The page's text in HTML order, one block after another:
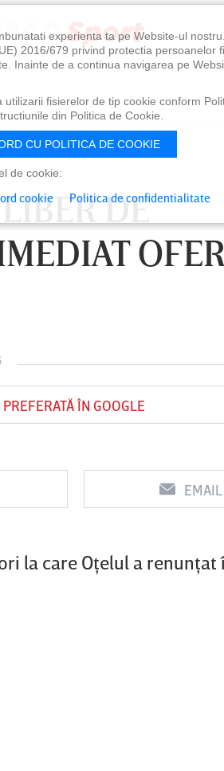
DE
PREFERATĂ ÎN GOOGLE
EMAIL
la care Oţelul a renunţat
UTA Arad
0
Vs
Rapid
0
experienta ta pe Website-ul
2016/679 privind protectia persoanelor
Inainte de a continua navigarea pe
fisierelor de tip cookie conform
din Politica de Cookie.
CU POLITICA DE COOKIE
de cookie:
cookie Politica de confidentialitate